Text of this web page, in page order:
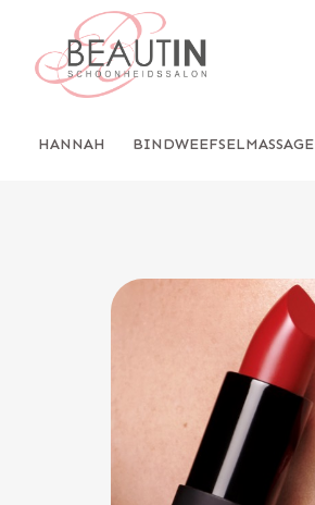
HANNAH BINDWEEFSELMASSAGE